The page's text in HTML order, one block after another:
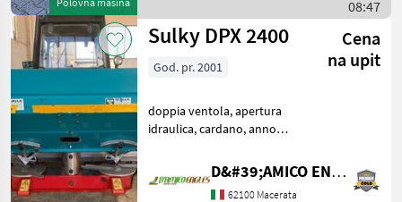
Sulky
08:47
Sulky DPX 2400
Cena
na upit
God. pr. 2001
doppia ventola, apertura
idraulica, cardano, anno
gnojenje i navodnjavanje
Rasipači mineralnog
D&#39;AMICO ENGLES SRL
62100 Macerata